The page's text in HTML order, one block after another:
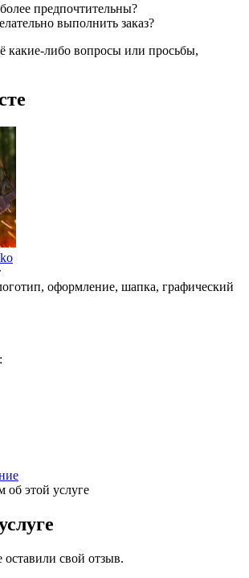
предпочтительны?
выполнить заказ?
какие-либо вопросы или просьбы,
оформление, шапка, графический
об этой услуге
свой отзыв.